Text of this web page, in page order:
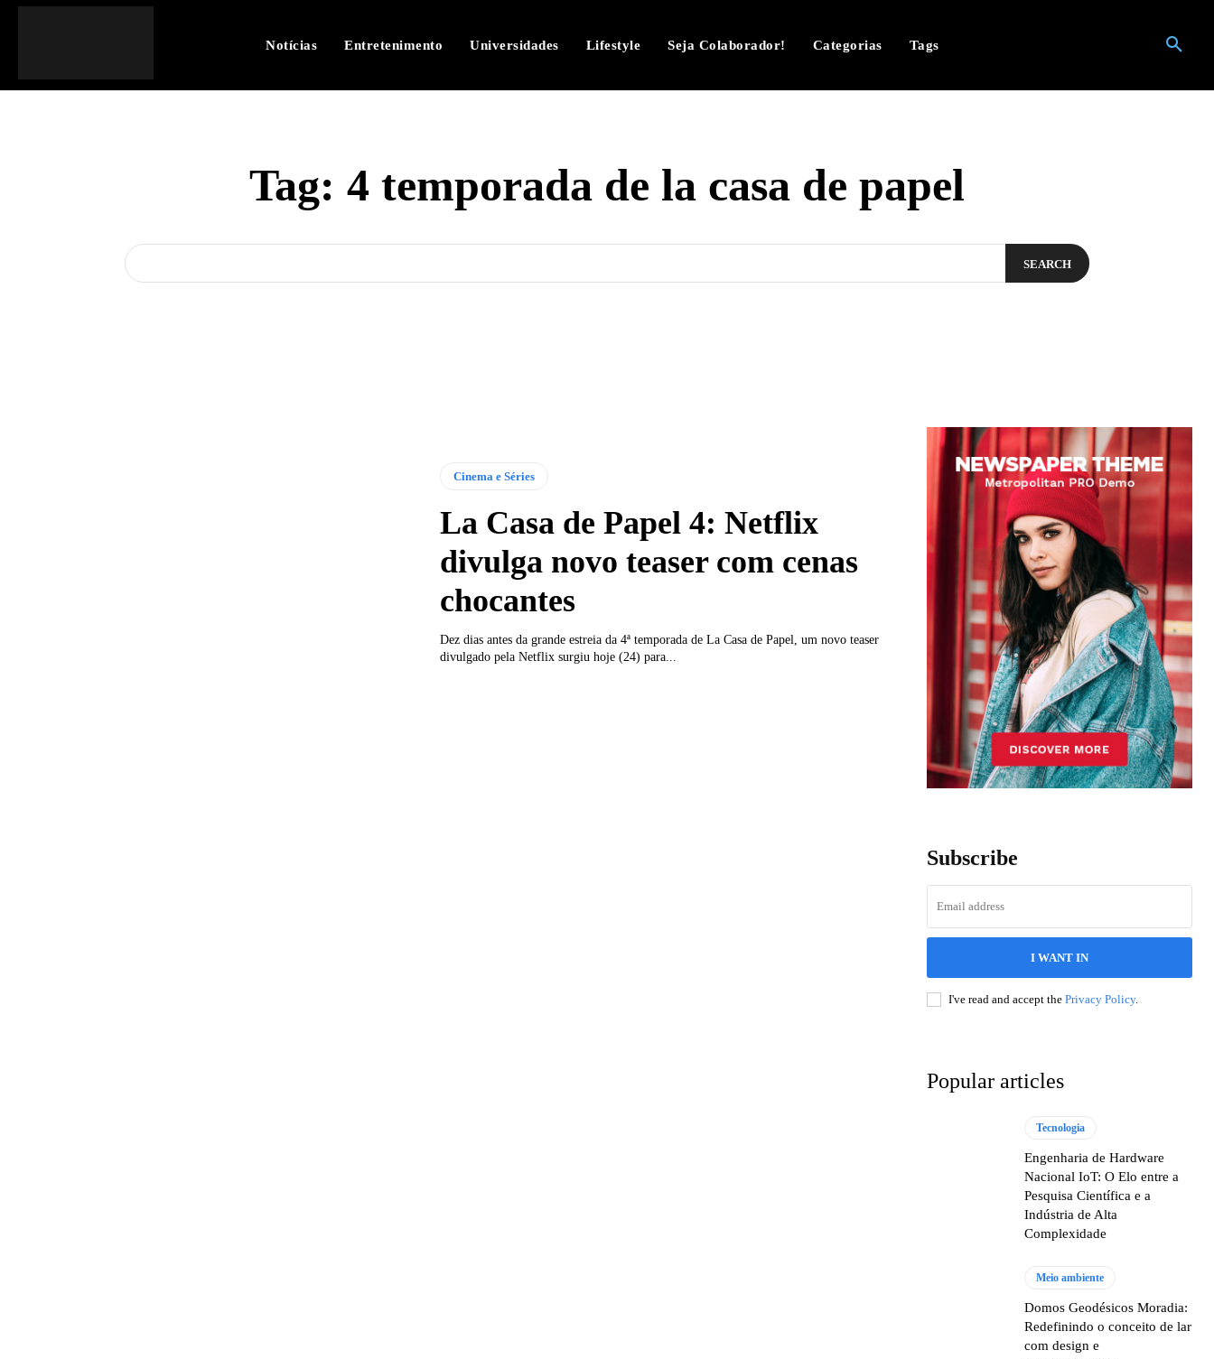
Notícias Entretenimento Universidades Lifestyle Seja Colaborador! Categorias Tags
Tag: 4 temporada de la casa de papel
SEARCH
Cinema e Séries
La Casa de Papel 4: Netflix
divulga novo teaser com cenas
chocantes
Dez dias antes da grande estreia da 4ª temporada de La Casa de Papel, um novo teaser
divulgado pela Netflix surgiu hoje (24) para...
Subscribe
I WANT IN
I've read and accept the Privacy Policy.
Popular articles
Tecnologia
Engenharia de Hardware
Nacional IoT: O Elo entre a
Pesquisa Científica e a
Indústria de Alta
Complexidade
Meio ambiente
Domos Geodésicos Moradia:
Redefinindo o conceito de lar
com design e